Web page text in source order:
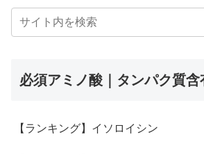
必須アミノ酸｜タンパク質含
【ランキング】イソロイシン